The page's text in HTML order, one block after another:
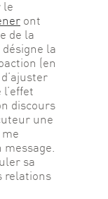
le
ont
de la
désigne la
(en
discours
une
sa
relations